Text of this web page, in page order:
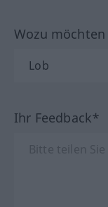
Wozu
Ihr Feedback*